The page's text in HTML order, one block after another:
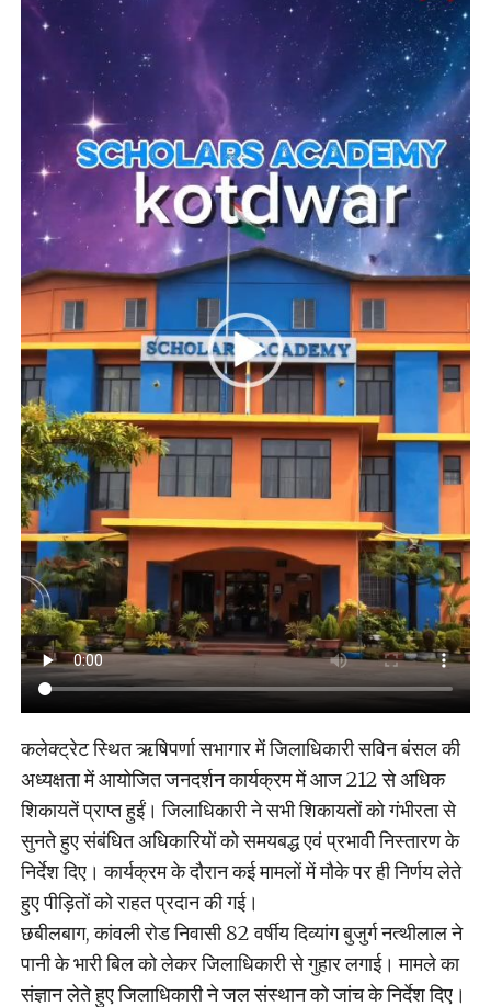
कलेक्ट्रेट स्थित ऋषिपर्णा सभागार में जिलाधिकारी सविन बंसल की
अध्यक्षता में आयोजित जनदर्शन कार्यक्रम में आज 212 से अधिक
शिकायतें प्राप्त हुईं। जिलाधिकारी ने सभी शिकायतों को गंभीरता से
सुनते हुए संबंधित अधिकारियों को समयबद्ध एवं प्रभावी निस्तारण के
निर्देश दिए। कार्यक्रम के दौरान कई मामलों में मौके पर ही निर्णय लेते
हुए पीड़ितों को राहत प्रदान की गई।
छबीलबाग, कांवली रोड निवासी 82 वर्षीय दिव्यांग बुजुर्ग नत्थीलाल ने
पानी के भारी बिल को लेकर जिलाधिकारी से गुहार लगाई। मामले का
संज्ञान लेते हुए जिलाधिकारी ने जल संस्थान को जांच के निर्देश दिए।